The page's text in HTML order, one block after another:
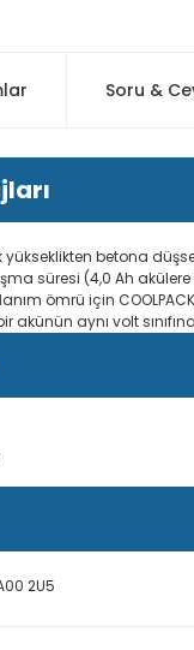
Soru &
betona
süresi (4,0 Ah akülere
ömrü için
akünün aynı volt
2U5